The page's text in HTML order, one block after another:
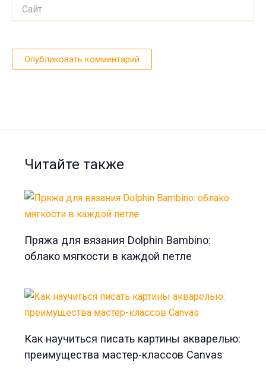
Читайте также
Пряжа для вязания Dolphin Bambino:
облако мягкости в каждой петле
Как научиться писать картины акварелью:
преимущества мастер-классов Canvas